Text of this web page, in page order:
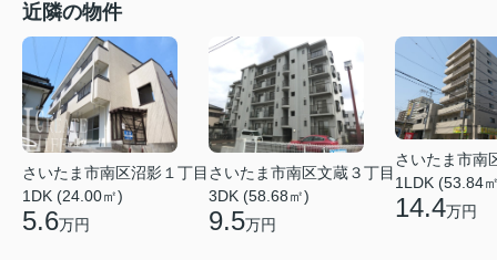
近隣の物件
さいたま市南区沼影１丁目
1DK (24.00㎡)
5.6万円
さいたま市南区文蔵３丁目
3DK (58.68㎡)
9.5万円
さいたま市南
1LDK (53.84
14.4万円